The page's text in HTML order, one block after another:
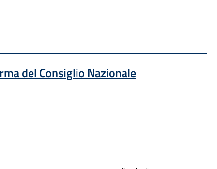
del Consiglio Nazionale
nuova finestra